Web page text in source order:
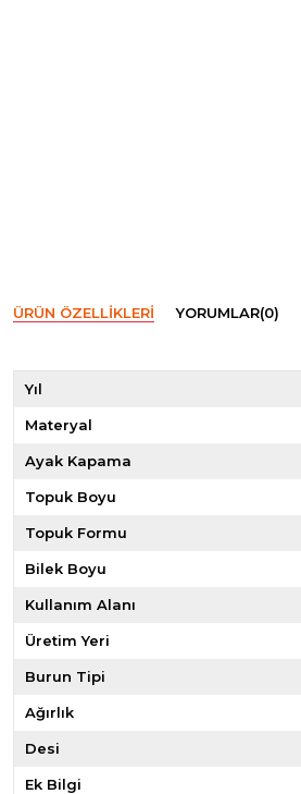
ÜRÜN ÖZELLIKLERI YORUMLAR(0)
Yıl
Materyal
Ayak Kapama
Topuk Boyu
Topuk Formu
Bilek Boyu
Kullanım Alanı
Üretim Yeri
Burun Tipi
Ağırlık
Desi
Ek Bilgi